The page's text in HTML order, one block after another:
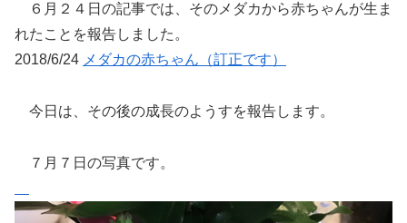
６月２４日の記事では、そのメダカから赤ちゃんが生ま
れたことを報告しました。
2018/6/24 メダカの赤ちゃん（訂正です）
今日は、その後の成長のようすを報告します。
７月７日の写真です。